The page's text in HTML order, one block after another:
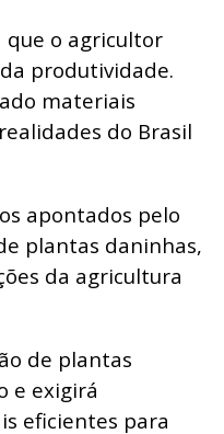
que o agricultor
produtividade.
materiais
do Brasil
apontados pelo
plantas daninhas,
da agricultura
de plantas
e exigirá
eficientes para